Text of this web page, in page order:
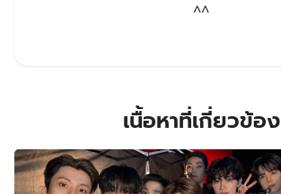
^^
เนื้อหาที่เกี่ยวข้อง